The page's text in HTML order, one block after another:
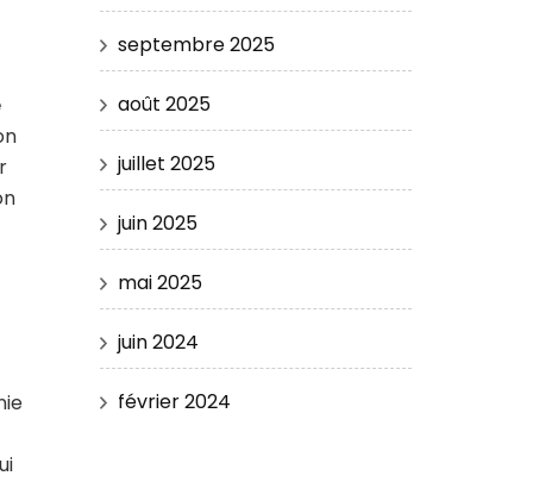
septembre 2025
août 2025
juillet 2025
juin 2025
mai 2025
juin 2024
février 2024